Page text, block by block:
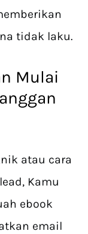
tidak laku.
Mulai
atau cara
Kamu
ebook
email